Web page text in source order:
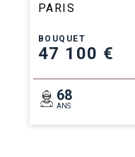
PARIS
BOUQUET
47 100 €
68
ANS